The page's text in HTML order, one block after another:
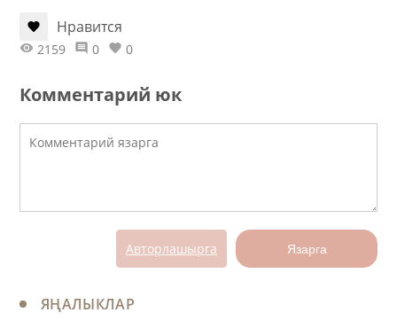
Нравится
2159 0 0
Комментарий юк
Авторлашырга Язарга
ЯҢАЛЫКЛАР